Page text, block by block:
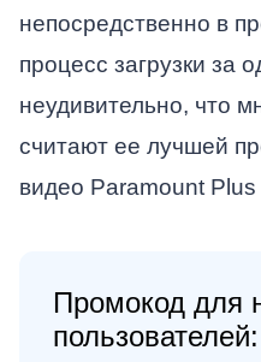
непосредственно в
процесс загрузки за
неудивительно, что
считают ее лучшей
видео Paramount
Промокод для
пользователей: